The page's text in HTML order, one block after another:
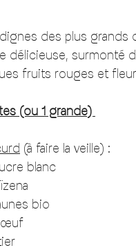
des plus grands
délicieuse, surmonté
fruits rouges et
(ou 1 grande)
(à faire la veille) :
blanc
bio